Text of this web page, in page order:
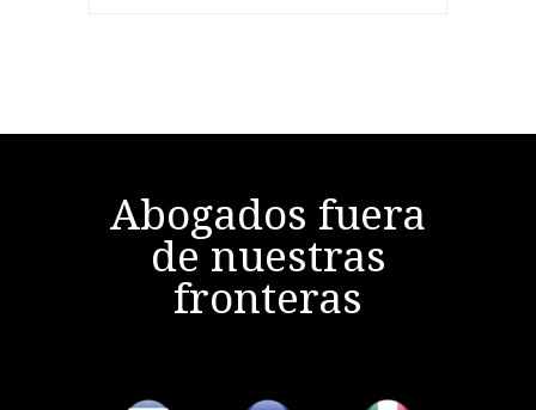
Abogados fuera
de nuestras
fronteras